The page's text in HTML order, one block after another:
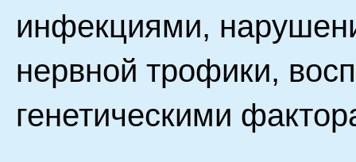
инфекциями,
нервной трофики,
генетическими